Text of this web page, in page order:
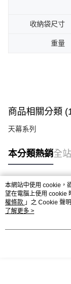
收納袋尺寸
重量
商品相關分類
天幕系列
本分類熱銷全
熱門標籤
本網站中使用 cookie，
望在電腦上使用 cookie
權條款 」之 Cookie 聲
用條款之 Cookie 聲明使
了解更多 >